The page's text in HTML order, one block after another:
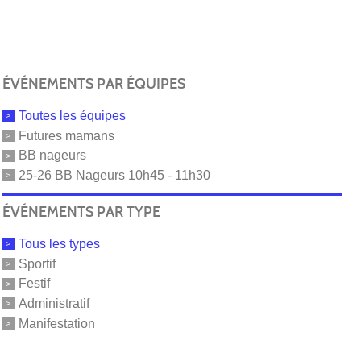
ÉVÉNEMENTS PAR ÉQUIPES
Toutes les équipes
Futures mamans
BB nageurs
25-26 BB Nageurs 10h45 - 11h30
ÉVÉNEMENTS PAR TYPE
Tous les types
Sportif
Festif
Administratif
Manifestation